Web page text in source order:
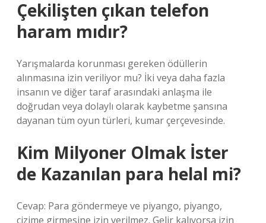
Çekilişten çıkan telefon
haram mıdır?
Yarışmalarda korunması gereken ödüllerin
alınmasına izin veriliyor mu? İki veya daha fazla
insanın ve diğer taraf arasındaki anlaşma ile
doğrudan veya dolaylı olarak kaybetme şansına
dayanan tüm oyun türleri, kumar çerçevesinde.
Kim Milyoner Olmak İster
de Kazanılan para helal mi?
Cevap: Para göndermeye ve piyango, piyango,
çizime girmesine izin verilmez. Gelir kalıyorsa izin